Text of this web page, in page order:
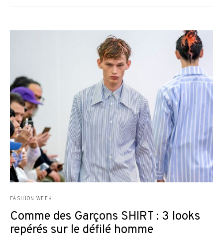
FASHION WEEK
Comme des Garçons SHIRT : 3 looks
repérés sur le défilé homme